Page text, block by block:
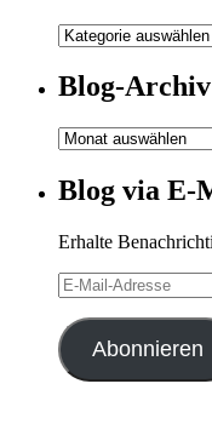
Meine
Blog-Archiv
Blog-
Blog via E-
Erhalte
E-
Mail-
Adresse
Abonnieren